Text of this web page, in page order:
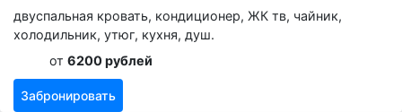
двуспальная кровать, кондиционер, ЖК тв, чайник,
холодильник, утюг, кухня, душ.
от 6200 рублей
Забронировать